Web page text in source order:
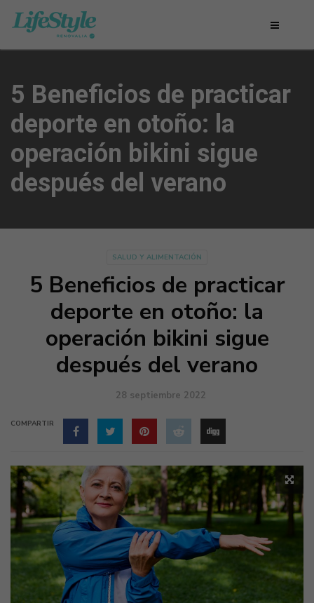
5 Beneficios de practicar
deporte en otoño: la
operación bikini sigue
después del verano
SALUD Y ALIMENTACIÓN
5 Beneficios de practicar
deporte en otoño: la
operación bikini sigue
después del verano
28 septiembre 2022
COMPARTIR